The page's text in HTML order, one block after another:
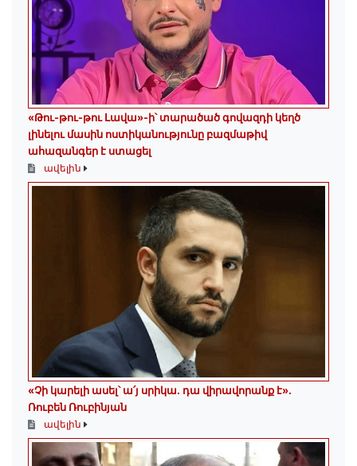
«Թու-թու-թու Լավա»-ի՝ տարածած գովազդի կեղծ
լինելու մասին ոստիկանությունը բազմաթիվ
ահազանգեր է ստացել
ավելին
«Չի կարելի ասել՝ ա՛յ սրիկա․ դա վիրավորանք է»․
Ռուբեն Ռուբինյան
ավելին